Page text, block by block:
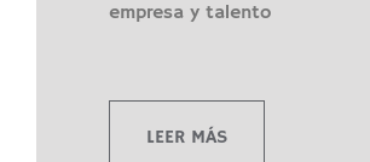
empresa y talento
LEER MÁS